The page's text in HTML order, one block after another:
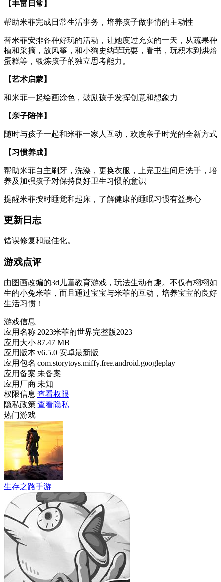
【丰富日常】
帮助米菲完成日常生活事务，培养孩子做事情的主动性
替米菲安排各种好玩的活动，让她度过充实的一天，从蔬果种
植和采摘，放风筝，和小狗史纳菲玩耍，看书，玩积木到烘焙
蛋糕等，锻炼孩子的独立思考能力。
【艺术启蒙】
和米菲一起绘画涂色，鼓励孩子发挥创意和想象力
【亲子陪伴】
随时与孩子一起和米菲一家人互动，欢度亲子时光的全新方式
【习惯养成】
帮助米菲自主刷牙，洗澡，更换衣服，上完卫生间后洗手，培
养及加强孩子对保持良好卫生习惯的意识
提醒米菲按时睡觉和起床，了解健康的睡眠习惯有益身心
更新日志
错误修复和最佳化。
游戏点评
由图画改编的3d儿童教育游戏，玩法生动有趣。不仅有栩栩如
生的小兔米菲，而且通过宝宝与米菲的互动，培养宝宝的良好
生活习惯！
游戏信息
应用名称 2023米菲的世界完整版2023
应用大小 87.47 MB
应用版本 v6.5.0 安卓最新版
应用包名 com.storytoys.miffy.free.android.googleplay
应用备案 未备案
应用厂商 未知
权限信息 查看权限
隐私政策 查看隐私
热门游戏
生存之路手游